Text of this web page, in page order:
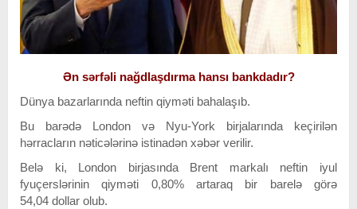
Ən sərfəli nağdlaşdırma hansı bankdadır?
Dünya bazarlarında neftin qiyməti bahalaşıb.
Bu barədə London və Nyu-York birjalarında keçirilən
hərracların nəticələrinə istinadən xəbər verilir.
Belə ki, London birjasında Brent markalı neftin iyul
fyuçerslərinin qiyməti 0,80% artaraq bir barelə görə
54,04 dollar olub.